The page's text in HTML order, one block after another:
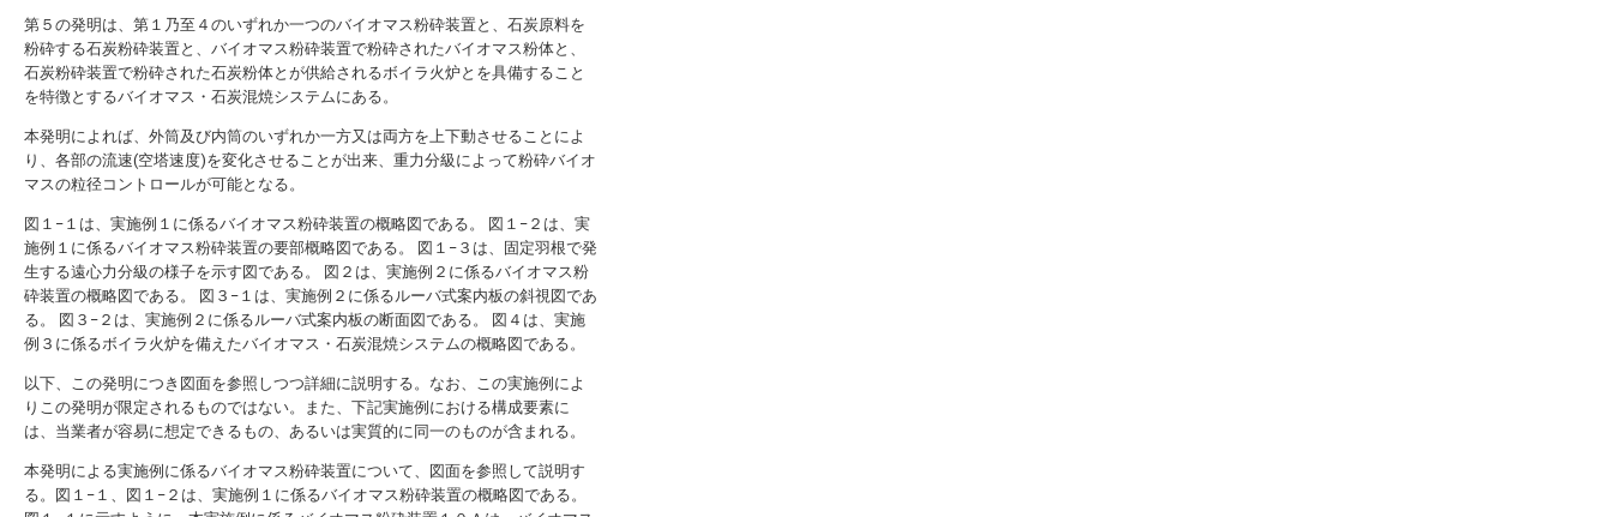
第５の発明は、第１乃至４のいずれか一つのバイオマス粉砕装置と、石炭原料を
粉砕する石炭粉砕装置と、バイオマス粉砕装置で粉砕されたバイオマス粉体と、
石炭粉砕装置で粉砕された石炭粉体とが供給されるボイラ火炉とを具備すること
を特徴とするバイオマス・石炭混焼システムにある。
本発明によれば、外筒及び内筒のいずれか一方又は両方を上下動させることによ
り、各部の流速(空塔速度)を変化させることが出来、重力分級によって粉砕バイオ
マスの粒径コントロールが可能となる。
図１−１は、実施例１に係るバイオマス粉砕装置の概略図である。
図１−２は、実
施例１に係るバイオマス粉砕装置の要部概略図である。
図１−３は、固定羽根で発
生する遠心力分級の様子を示す図である。
図２は、実施例２に係るバイオマス粉
砕装置の概略図である。
図３−１は、実施例２に係るルーバ式案内板の斜視図であ
る。
図３−２は、実施例２に係るルーバ式案内板の断面図である。
図４は、実施
例３に係るボイラ火炉を備えたバイオマス・石炭混焼システムの概略図である。
以下、この発明につき図面を参照しつつ詳細に説明する。なお、この実施例によ
りこの発明が限定されるものではない。また、下記実施例における構成要素に
は、当業者が容易に想定できるもの、あるいは実質的に同一のものが含まれる。
本発明による実施例に係るバイオマス粉砕装置について、図面を参照して説明す
る。図１−１、図１−２は、実施例１に係るバイオマス粉砕装置の概略図である。